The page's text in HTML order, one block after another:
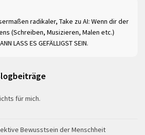
radikaler, Take zu AI: Wenn dir der
(Schreiben, Musizieren, Malen etc.)
LASS ES GEFÄLLIGST SEIN.
für mich.
Bewusstsein der Menschheit